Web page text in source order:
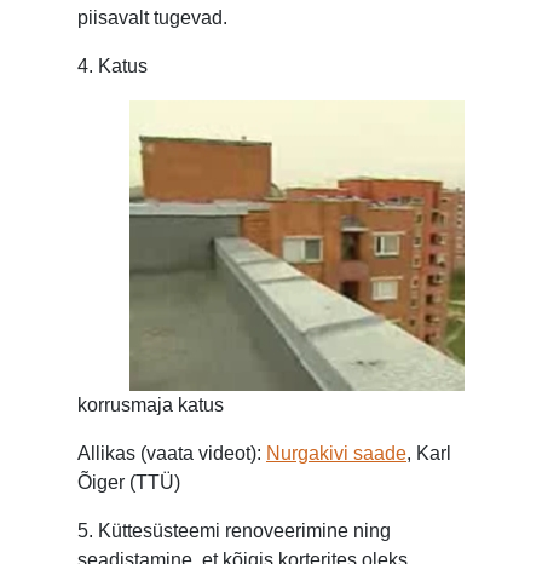
piisavalt tugevad.
4. Katus
korrusmaja katus
Allikas (vaata videot): Nurgakivi saade, Karl
Õiger (TTÜ)
5. Küttesüsteemi renoveerimine ning
seadistamine, et kõigis korterites oleks